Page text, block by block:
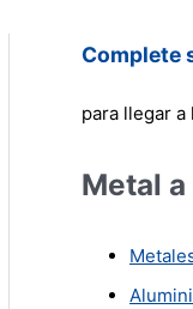
Complete
para llegar
Metal